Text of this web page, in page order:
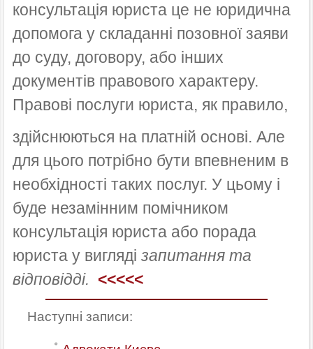
консультація юриста це не юридична
допомога у складанні позовної заяви
до суду, договору, або інших
документів правового характеру.
Правові послуги юриста, як правило,
здійснюються на платній основі. Але
для цього потрібно бути впевненим в
необхідності таких послуг. У цьому і
буде незамінним помічником
консультація юриста або порада
юриста у вигляді запитання та
відповідді. <<<<<
Наступні записи: